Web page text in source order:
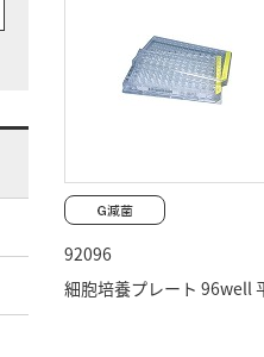
92096
細胞培養プレート 96well